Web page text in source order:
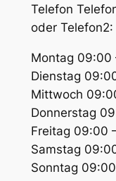
Telefon
oder
Montag 09:00
Dienstag
Mittwoch
Donnerstag
Freitag 09:00
Samstag
Sonntag